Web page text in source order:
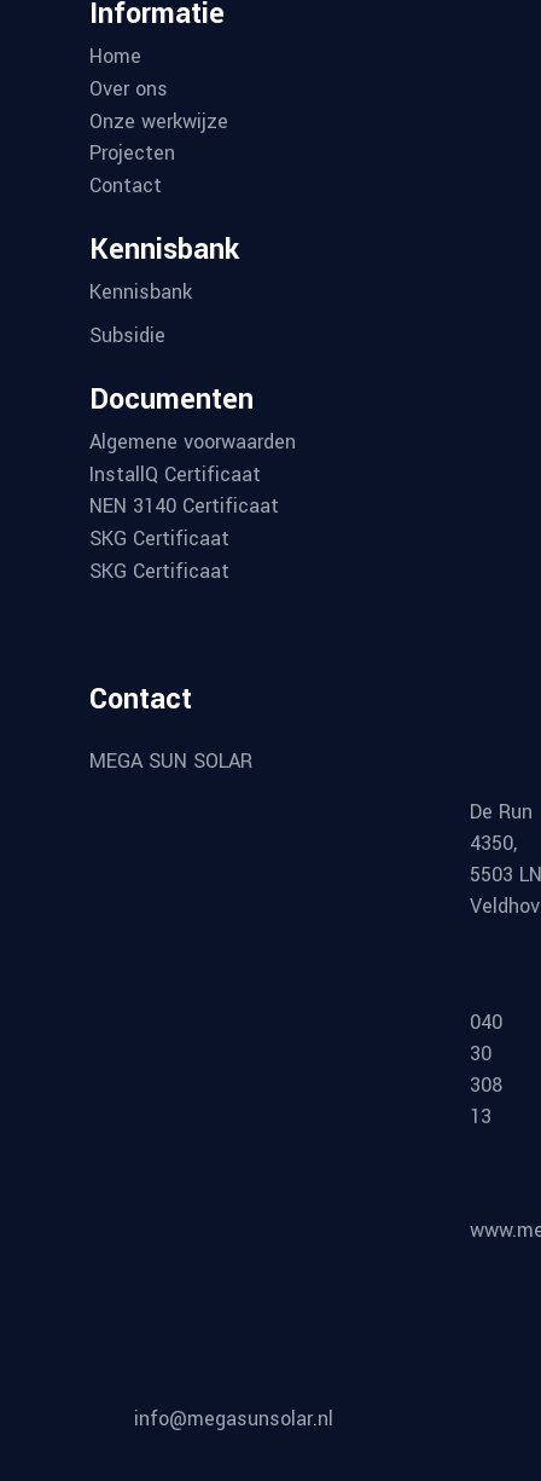
Informatie
Home
Over ons
Onze werkwijze
Projecten
Contact
Kennisbank
Kennisbank
Subsidie
Documenten
Algemene voorwaarden
InstallQ Certificaat
NEN 3140 Certificaat
SKG Certificaat
SKG Certificaat
Contact
MEGA SUN SOLAR
De Run
4350,
5503 LN
040
30
308
13
info@megasunsolar.nl